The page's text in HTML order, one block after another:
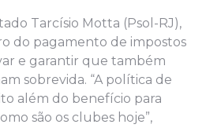
Tarcísio Motta (Psol-RJ),
do pagamento de impostos
e garantir que também
sobrevida. “A política de
além do benefício para
são os clubes hoje”,